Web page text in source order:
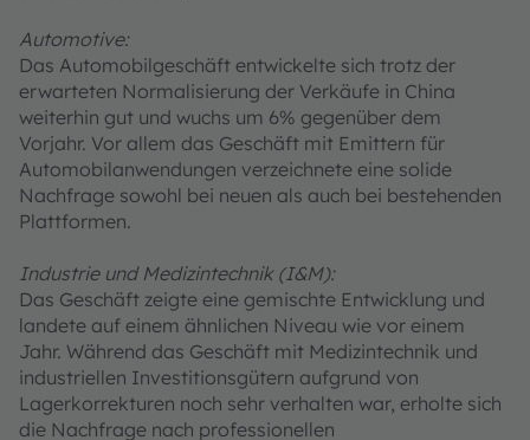
Automotive:
Das Automobilgeschäft entwickelte sich trotz der
erwarteten Normalisierung der Verkäufe in China
weiterhin gut und wuchs um 6% gegenüber dem
Vorjahr. Vor allem das Geschäft mit Emittern für
Automobilanwendungen verzeichnete eine solide
Nachfrage sowohl bei neuen als auch bei bestehenden
Plattformen.
Industrie und Medizintechnik (I&M):
Das Geschäft zeigte eine gemischte Entwicklung und
landete auf einem ähnlichen Niveau wie vor einem
Jahr. Während das Geschäft mit Medizintechnik und
industriellen Investitionsgütern aufgrund von
Lagerkorrekturen noch sehr verhalten war, erholte sich
die Nachfrage nach professionellen